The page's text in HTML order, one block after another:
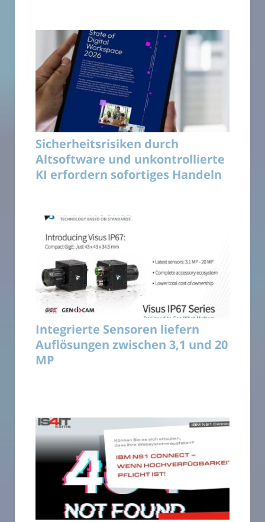
Sicherheitsrisiken durch
Altsoftware und unkontrollierte
KI erfordern sofortiges Handeln
Integrierte Sensoren liefern
Auflösungen zwischen 3,1 und 20
MP